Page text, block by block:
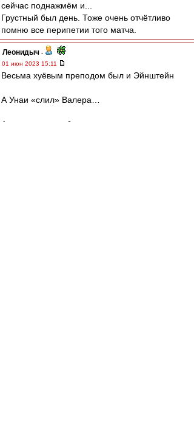
сейчас поднажмём и...
Грустный был день. Тоже очень отчётливо
помню все перипетии того матча.
Леонидыч -
01 июн 2023 15:11
Весьма хуёвым преподом был и Эйнштейн
А Унаи «слил» Валера…
А всего-то надо было выпиздить из команды